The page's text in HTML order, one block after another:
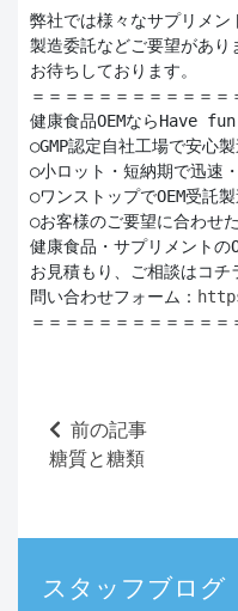
スタッフブログ
弊社では様々なサプリメン
製造委託などご要望があり
お待ちしております。
＝＝＝＝＝＝＝＝＝＝＝
健康食品OEMならHave
○GMP認定自社工場で安心
○小ロット・短納期で迅速
○ワンストップでOEM受託
○お客様のご要望に合わせ
健康食品・サプリメントの
お見積もり、ご相談はコチ
問い合わせフォーム：
＝＝＝＝＝＝＝＝＝＝＝
前の記事
糖質と糖類